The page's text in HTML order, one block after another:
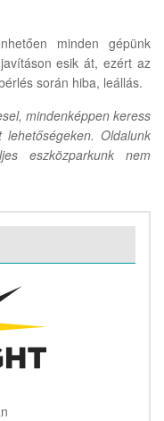
minden gépünk
esik át, ezért az
során hiba, leállás.
mindenképpen keress
Oldalunk
eszközparkunk nem